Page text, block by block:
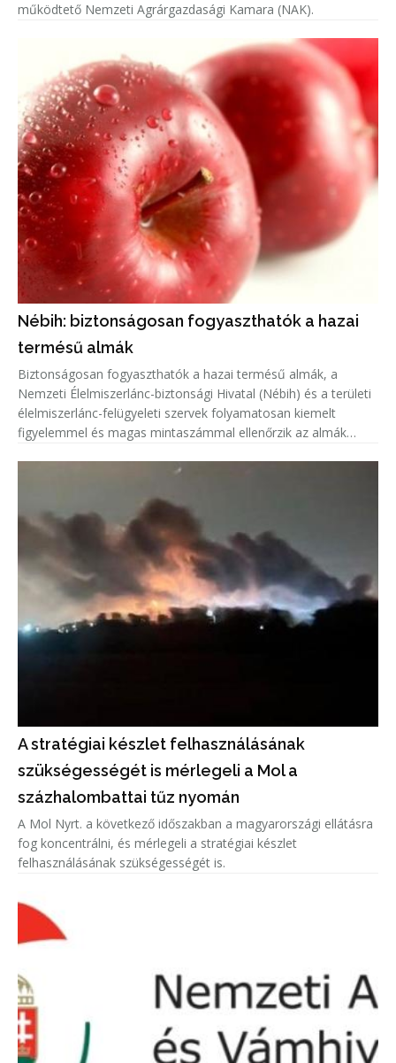
működtető Nemzeti Agrárgazdasági Kamara (NAK).
Nébih: biztonságosan fogyaszthatók a hazai
termésű almák
Biztonságosan fogyaszthatók a hazai termésű almák, a
Nemzeti Élelmiszerlánc-biztonsági Hivatal (Nébih) és a területi
élelmiszerlánc-felügyeleti szervek folyamatosan kiemelt
figyelemmel és magas mintaszámmal ellenőrzik az almák
A stratégiai készlet felhasználásának
szükségességét is mérlegeli a Mol a
százhalombattai tűz nyomán
A Mol Nyrt. a következő időszakban a magyarországi ellátásra
fog koncentrálni, és mérlegeli a stratégiai készlet
felhasználásának szükségességét is.